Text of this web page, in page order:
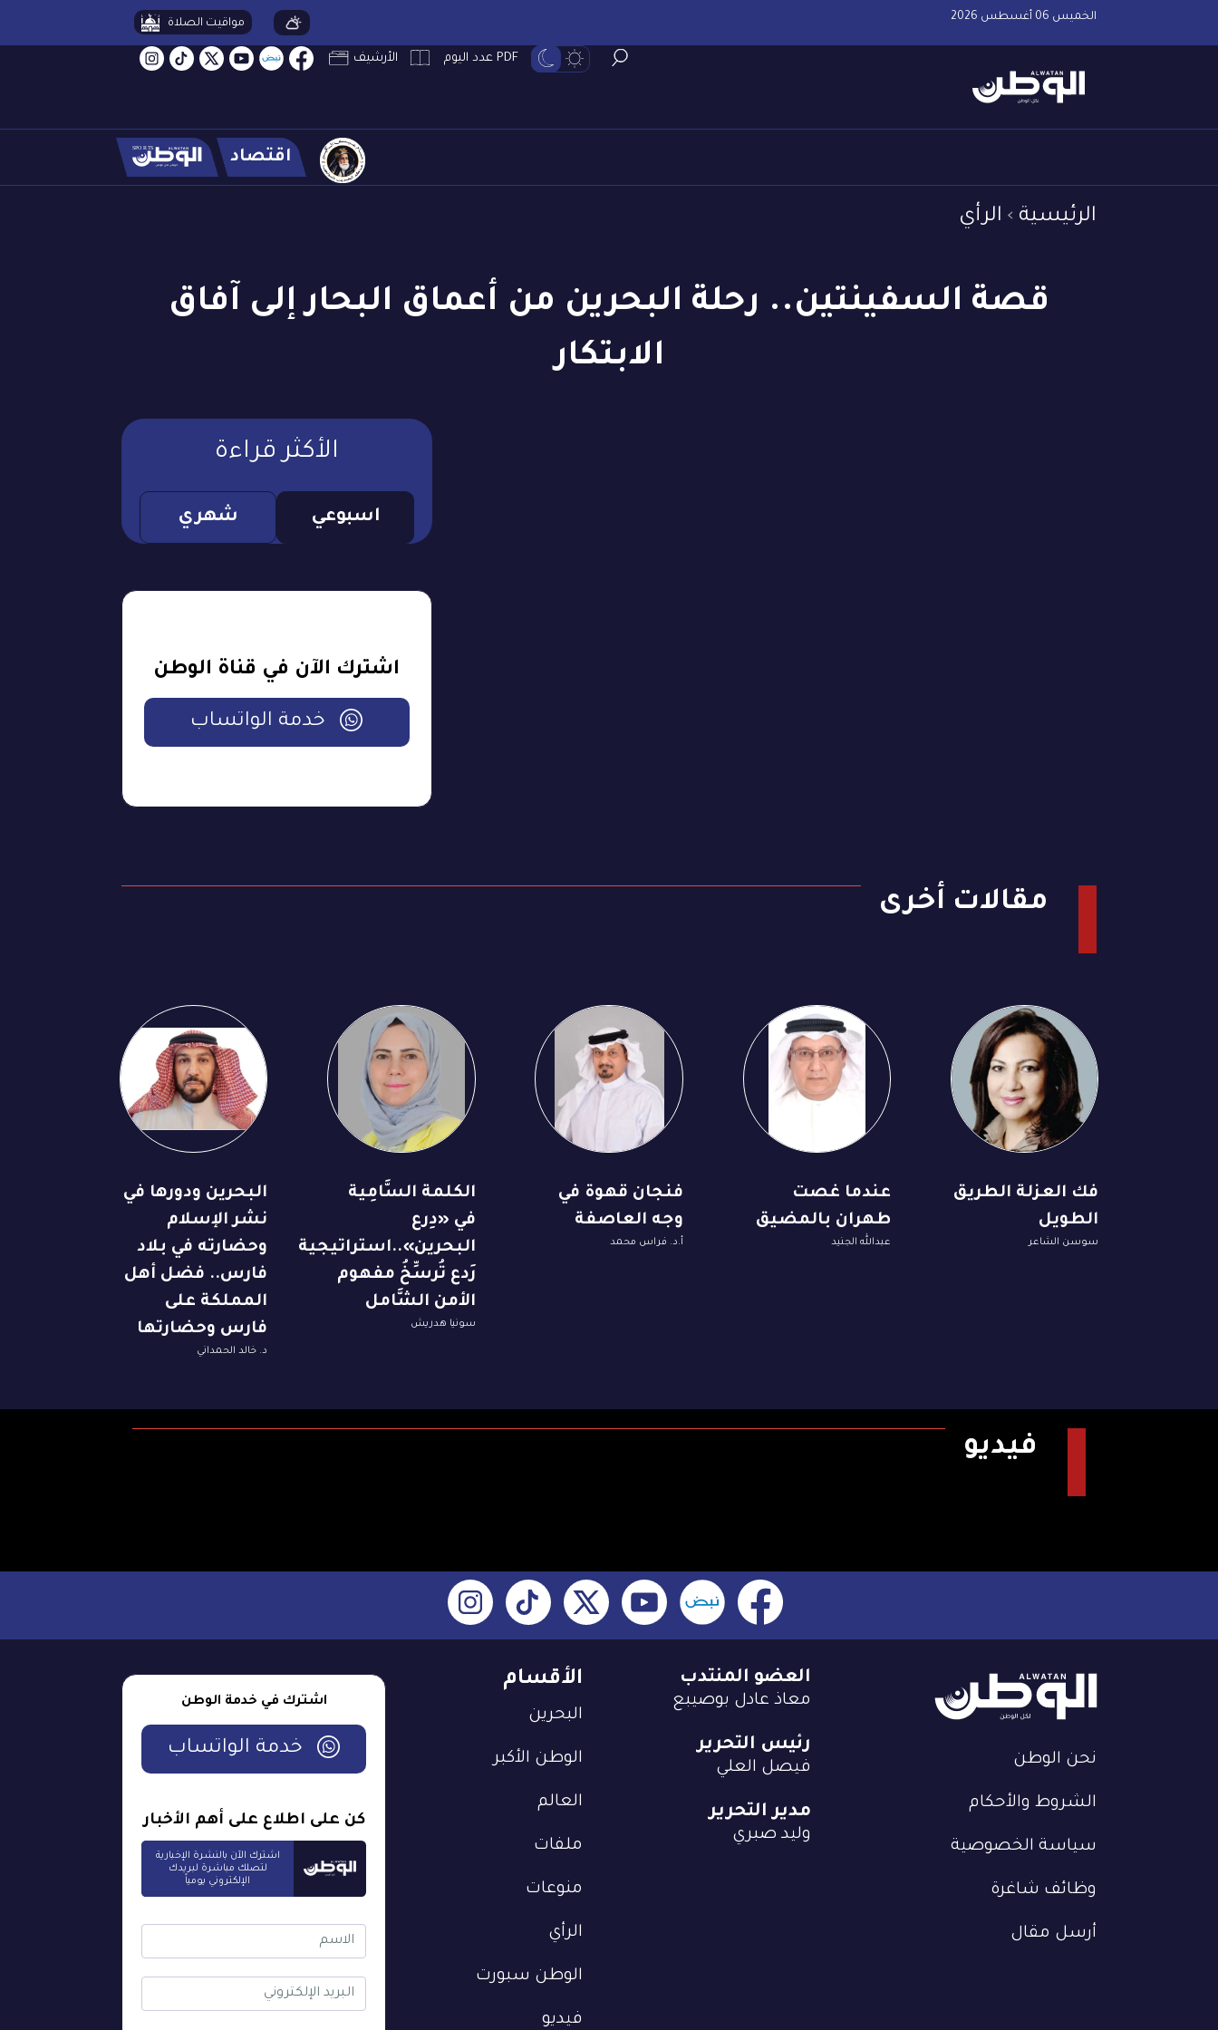
الخميس 06 أغسطس 2026 مواقيت الصلاة
PDF عدد اليوم الأرشيف
اقتصاد
الرئيسية الرأي
قصة السفينتين.. رحلة البحرين من أعماق البحار إلى آفاق
الابتكار
الأكثر قراءة
اسبوعي شهري
اشترك الآن في قناة الوطن
خدمة الواتساب
مقالات أخرى
فك العزلة الطريق
الطويل
سوسن الشاعر
عندما غصت
طهران بالمضيق
عبدالله الجنيد
فنجان قهوة في
وجه العاصفة
أ.د. فراس محمد
الكلمة السَّامِية
في «دِرع
البحرين»..استراتيجية
رَدع تُرسِّخُ مفهوم
الأمن الشَّامل
سونيا هدريش
البحرين ودورها في
نشر الإسلام
وحضارته في بلاد
فارس.. فضل أهل
المملكة على
فارس وحضارتها
د. خالد الحمداني
فيديو
نحن الوطن
الشروط والأحكام
سياسة الخصوصية
وظائف شاغرة
أرسل مقال
الأقسام
البحرين
الوطن الأكبر
العالم
ملفات
منوعات
الرأي
الوطن سبورت
فيديو
العضو المنتدب
معاذ عادل بوصيبع
رئيس التحرير
فيصل العلي
مدير التحرير
وليد صبري
اشترك في خدمة الوطن
خدمة الواتساب
كن على اطلاع على أهم الأخبار
اشترك الآن بالنشرة الإخبارية
لتصلك مباشرة لبريدك
الإلكتروني يومياً